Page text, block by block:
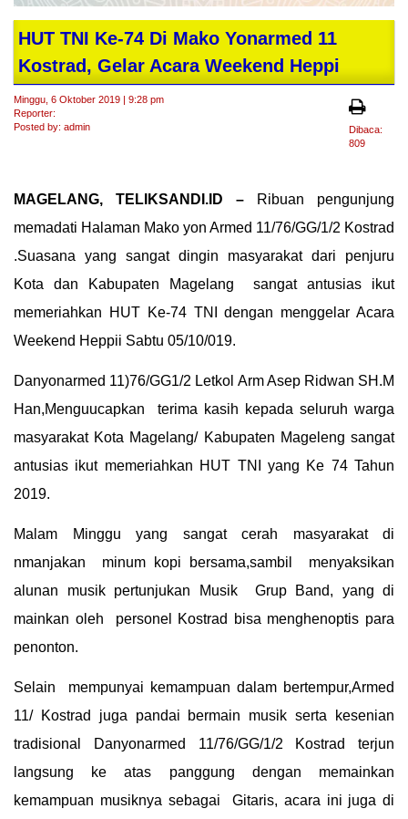
HUT TNI Ke-74 Di Mako Yonarmed 11
Kostrad, Gelar Acara Weekend Heppi
Minggu, 6 Oktober 2019 | 9:28 pm
Reporter:
Posted by: admin
Dibaca:
809
MAGELANG, TELIKSANDI.ID –
Ribuan pengunjung
memadati Halaman Mako yon Armed 11/76/GG/1/2 Kostrad
.Suasana yang sangat dingin masyarakat dari penjuru
Kota dan Kabupaten Magelang sangat antusias ikut
memeriahkan HUT Ke-74 TNI dengan menggelar Acara
Weekend Heppii Sabtu 05/10/019.
Danyonarmed 11)76/GG1/2 Letkol Arm Asep Ridwan SH.M
Han,Menguucapkan terima kasih kepada seluruh warga
masyarakat Kota Magelang/ Kabupaten Mageleng sangat
antusias ikut memeriahkan HUT TNI yang Ke 74 Tahun
2019.
Malam Minggu yang sangat cerah masyarakat di
nmanjakan minum kopi bersama,sambil menyaksikan
alunan musik pertunjukan Musik Grup Band, yang di
mainkan oleh personel Kostrad bisa menghenoptis para
penonton.
Selain mempunyai kemampuan dalam bertempur,Armed
11/ Kostrad juga pandai bermain musik serta kesenian
tradisional Danyonarmed 11/76/GG/1/2 Kostrad terjun
langsung ke atas panggung dengan memainkan
kemampuan musiknya sebagai Gitaris, acara ini juga di